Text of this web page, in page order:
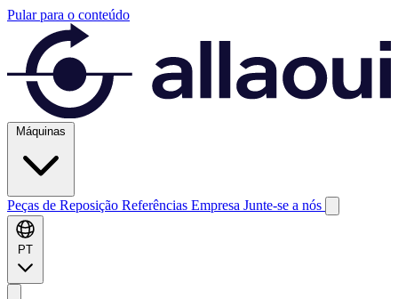
Pular para o conteúdo
Máquinas
Peças de Reposição Referências Empresa Junte-se a nós
PT